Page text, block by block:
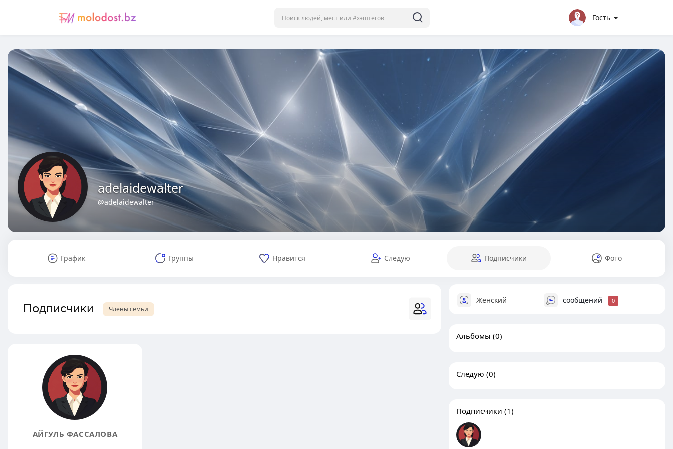
Гость
adelaidewalter
@adelaidewalter
График Группы Нравится Следую Подписчики Фото
Подписчики Члены семьи
АЙГУЛЬ ФАССАЛОВА
Женский сообщений 0
Альбомы (0)
Следую (0)
Подписчики (1)